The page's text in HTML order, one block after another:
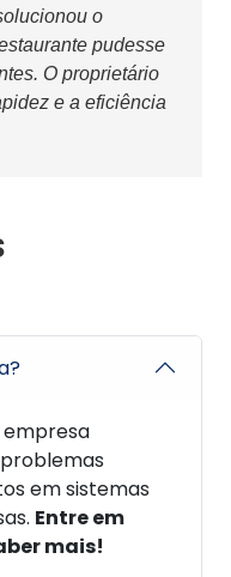
o
pudesse
O proprietário
e a eficiência
empresa
em sistemas
Entre em
mais!